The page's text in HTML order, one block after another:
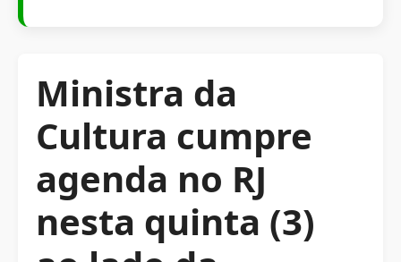
Ministra da
Cultura cumpre
agenda no RJ
nesta quinta (3)